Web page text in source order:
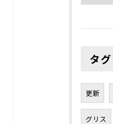
タグ
更新
グリス